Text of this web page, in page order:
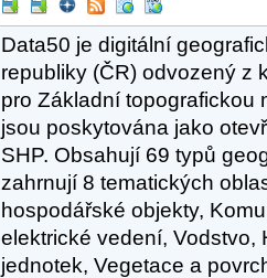
Data50 je digitální
republiky (ČR) odvozený z
pro Základní topografickou
jsou poskytována jako
SHP. Obsahují 69 typů
zahrnují 8 tematických
hospodářské objekty,
elektrické vedení, Vodstvo,
jednotek, Vegetace a